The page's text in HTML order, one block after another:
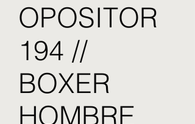
OPOSITOR
194 //
BOXER
HOMBRE